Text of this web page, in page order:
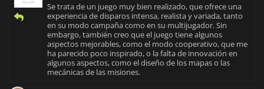
Se trata de un juego muy bien realizado, que ofrece una
experiencia de disparos intensa, realista y variada, tanto
en su modo campaña como en su multijugador. Sin
embargo, también creo que el juego tiene algunos
aspectos mejorables, como el modo cooperativo, que me
ha parecido poco inspirado, o la falta de innovación en
algunos aspectos, como el diseño de los mapas o las
mecánicas de las misiones.